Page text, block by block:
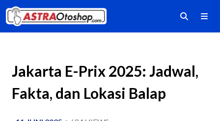
Jakarta E-Prix 2025: Jadwal,
Fakta, dan Lokasi Balap